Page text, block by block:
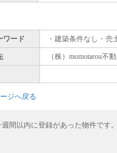
ワード ・建築条件なし・
（株）momotarou不
ジへ戻る
週間以内に登録があった物件です